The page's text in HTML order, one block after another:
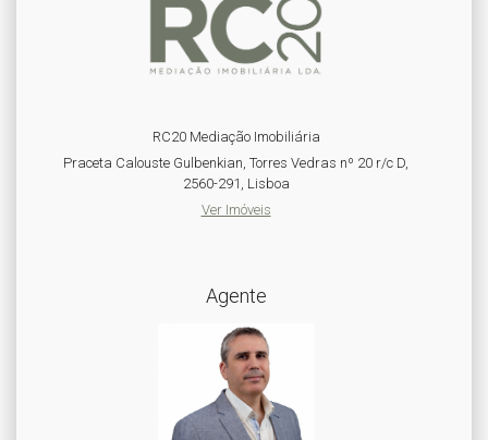
RC20 Mediação Imobiliária
Praceta Calouste Gulbenkian, Torres Vedras nº 20 r/c D,
2560-291, Lisboa
Ver Imóveis
Agente